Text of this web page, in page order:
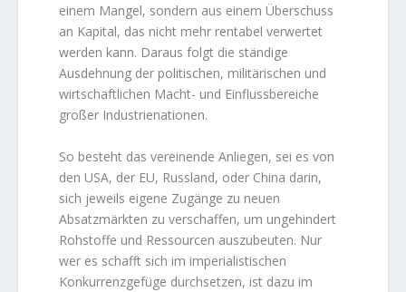
einem Mangel, sondern aus einem Überschuss
an Kapital, das nicht mehr rentabel verwertet
werden kann. Daraus folgt die ständige
Ausdehnung der politischen, militärischen und
wirtschaftlichen Macht- und Einflussbereiche
großer Industrienationen.
So besteht das vereinende Anliegen, sei es von
den USA, der EU, Russland, oder China darin,
sich jeweils eigene Zugänge zu neuen
Absatzmärkten zu verschaffen, um ungehindert
Rohstoffe und Ressourcen auszubeuten. Nur
wer es schafft sich im imperialistischen
Konkurrenzgefüge durchsetzen, ist dazu im